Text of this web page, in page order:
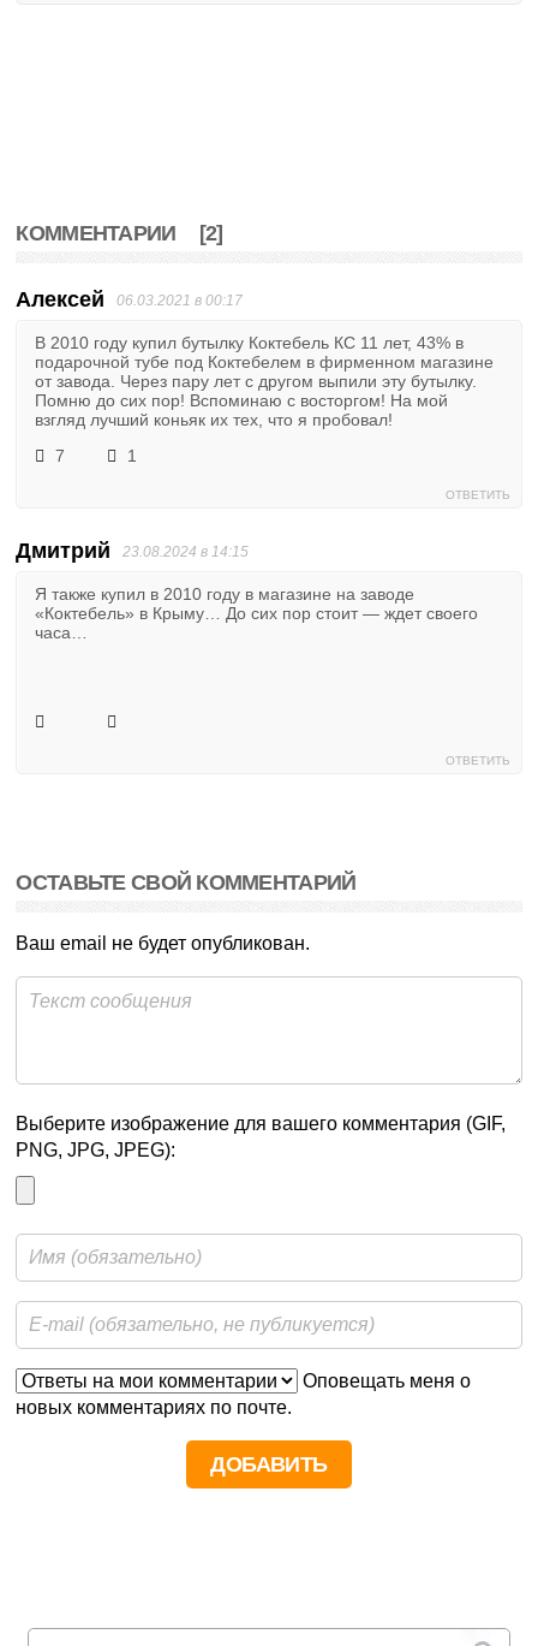
КОММЕНТАРИИ [2]
Алексей 06.03.2021 в 00:17
В 2010 году купил бутылку Коктебель КС 11 лет, 43% в
подарочной тубе под Коктебелем в фирменном магазине
от завода. Через пару лет с другом выпили эту бутылку.
Помню до сих пор! Вспоминаю с восторгом! На мой
взгляд лучший коньяк их тех, что я пробовал!
7
1
ОТВЕТИТЬ
Дмитрий 23.08.2024 в 14:15
Я также купил в 2010 году в магазине на заводе
«Коктебель» в Крыму… До сих пор стоит — ждет своего
часа…
ОТВЕТИТЬ
ОСТАВЬТЕ СВОЙ КОММЕНТАРИЙ
Ваш email не будет опубликован.
Выберите изображение для вашего комментария (GIF,
PNG, JPG, JPEG):
Оповещать меня о
новых комментариях по почте.